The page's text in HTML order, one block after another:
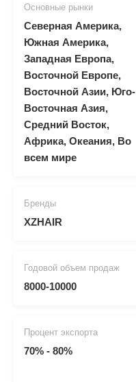
Основные рынки
Северная Америка,
Южная Америка,
Западная Европа,
Восточной Европе,
Восточной Азии, Юго-
Восточная Азия,
Средний Восток,
Африка, Океания, Во
всем мире
Бренды
XZHAIR
Годовой объем продаж
8000-10000
Процент экспорта
70% - 80%